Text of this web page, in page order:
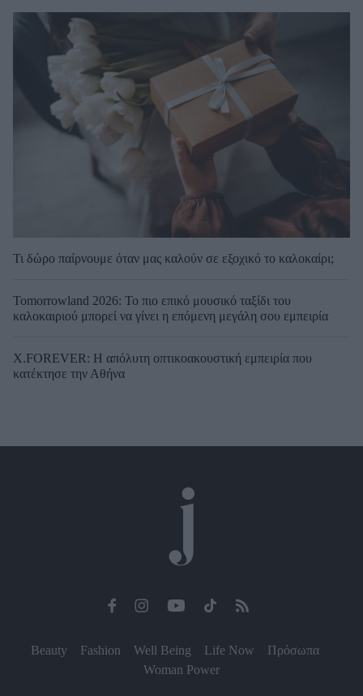
Τι δώρο παίρνουμε όταν μας καλούν σε εξοχικό το καλοκαίρι;
Tomorrowland 2026: Το πιο επικό μουσικό ταξίδι του
καλοκαιριού μπορεί να γίνει η επόμενη μεγάλη σου εμπειρία
X.FOREVER: Η απόλυτη οπτικοακουστική εμπειρία που
κατέκτησε την Αθήνα
Beauty Fashion Well Being Life Now
Πρόσωπα
Woman Power